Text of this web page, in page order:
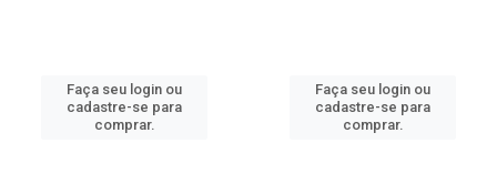
Faça seu login ou
cadastre-se para
comprar.
Faça seu login ou
cadastre-se para
comprar.